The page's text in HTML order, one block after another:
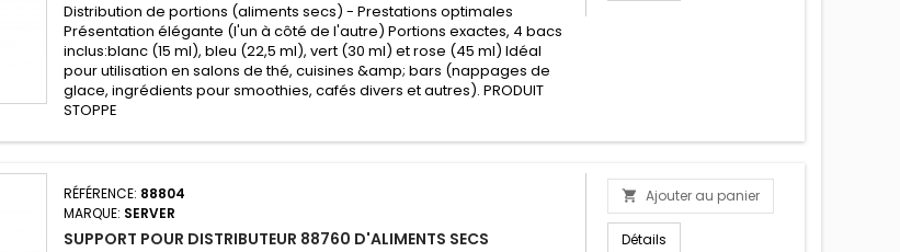
Distribution de portions (aliments secs) - Prestations optimales
Présentation élégante (l'un à côté de l'autre) Portions exactes, 4 bacs
inclus:blanc (15 ml), bleu (22,5 ml), vert (30 ml) et rose (45 ml) Idéal
pour utilisation en salons de thé, cuisines &amp; bars (nappages de
glace, ingrédients pour smoothies, cafés divers et autres). PRODUIT
STOPPE
RÉFÉRENCE: 88804
MARQUE: SERVER
SUPPORT POUR DISTRIBUTEUR 88760 D'ALIMENTS SECS
 Ajouter au panier
Détails